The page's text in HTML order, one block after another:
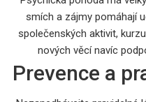
smích a zájmy pomáhají
společenských aktivit,
nových věcí navíc
Prevence a